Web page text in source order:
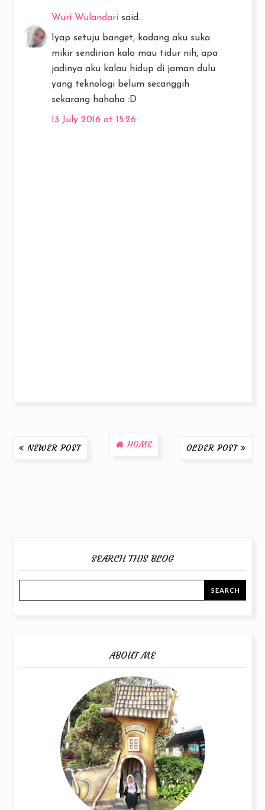
Wuri Wulandari said...
Iyap setuju banget, kadang aku suka
mikir sendirian kalo mau tidur nih, apa
jadinya aku kalau hidup di jaman dulu
yang teknologi belum secanggih
sekarang hahaha :D
13 July 2016 at 15:26
NEWER POST OLDER POST
HOME
SEARCH THIS BLOG
ABOUT ME